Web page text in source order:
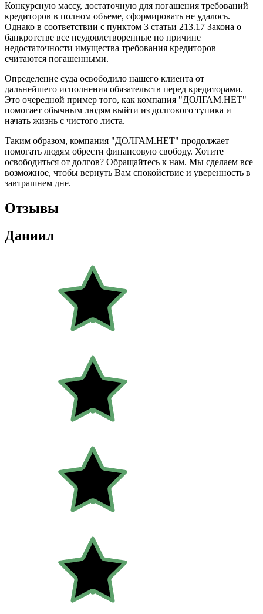
Конкурсную массу, достаточную для погашения требований
кредиторов в полном объеме, сформировать не удалось.
Однако в соответствии с пунктом 3 статьи 213.17 Закона о
банкротстве все неудовлетворенные по причине
недостаточности имущества требования кредиторов
считаются погашенными.
Определение суда освободило нашего клиента от
дальнейшего исполнения обязательств перед кредиторами.
Это очередной пример того, как компания "ДОЛГАМ.НЕТ"
помогает обычным людям выйти из долгового тупика и
начать жизнь с чистого листа.
Таким образом, компания "ДОЛГАМ.НЕТ" продолжает
помогать людям обрести финансовую свободу. Хотите
освободиться от долгов? Обращайтесь к нам. Мы сделаем все
возможное, чтобы вернуть Вам спокойствие и уверенность в
завтрашнем дне.
Отзывы
Даниил